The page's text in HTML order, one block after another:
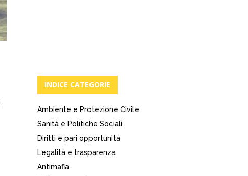
INDICE CATEGORIE
Ambiente e Protezione Civile
Sanità e Politiche Sociali
Diritti e pari opportunità
Legalità e trasparenza
Antimafia